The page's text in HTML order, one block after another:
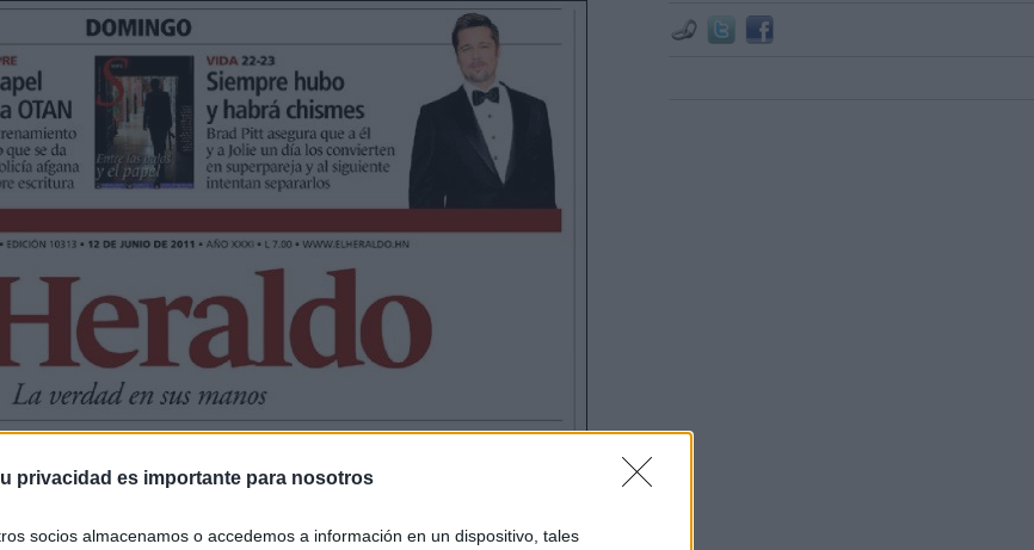
privacidad es importante para nosotros
socios almacenamos o accedemos a información en un dispositivo, tales